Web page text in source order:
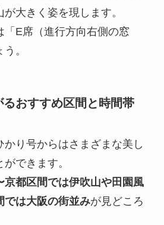
大きく姿を現します。
「E席（進行方向右側の窓
。
るおすすめ区間と時間帯
り号からはさまざまな美し
できます。
京都区間では伊吹山や田園風
では大阪の街並みが見どころ